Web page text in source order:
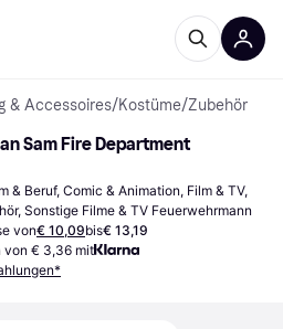
& Accessoires/Kostüme/Zubehör
Sam Fire Department
& Beruf, Comic & Animation, Film & TV,
Sonstige Filme & TV Feuerwehrmann
von€ 10,09bis€ 13,19
€ 3,36 mit